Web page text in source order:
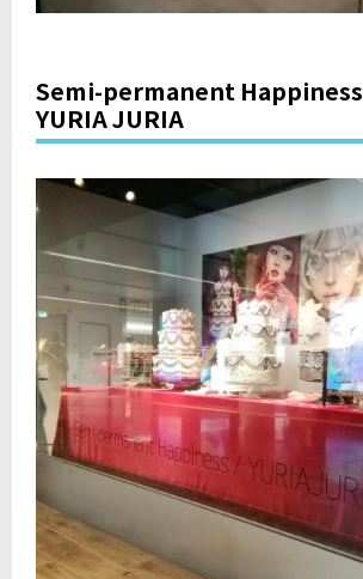
Semi-permanent Happiness
YURIA JURIA